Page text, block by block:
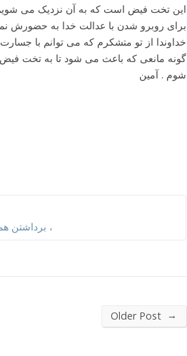
این تخت فیض است که به آن نزدیک می
برای روبرو شدن با عدالت خدا به حضورش
خداوندا از تو متشکرم که می توانم با
گونه مانعی که باعث می شود تا به تخت فیض
شوم . آمین
برداشتن همه موانع،در حضور خداوندصادق و رو راست ،
Older Post →